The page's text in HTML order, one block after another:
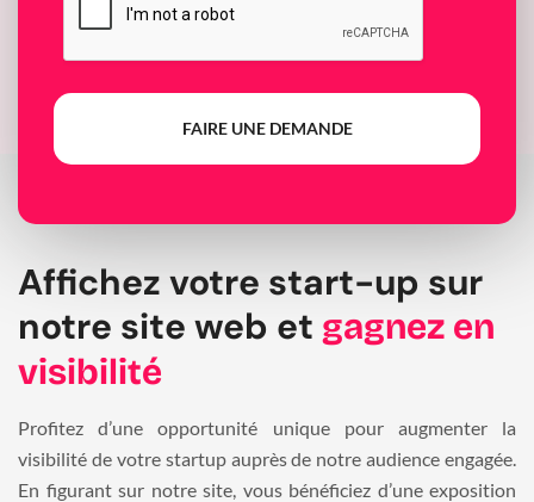
FAIRE UNE DEMANDE
Affichez votre start-up sur
notre site web et gagnez en
visibilité
Profitez d’une opportunité unique pour augmenter la
visibilité de votre startup auprès de notre audience engagée.
En figurant sur notre site, vous bénéficiez d’une exposition